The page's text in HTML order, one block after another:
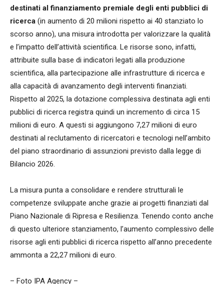
destinati al finanziamento premiale degli enti pubblici di
ricerca (in aumento di 20 milioni rispetto ai 40 stanziato lo
scorso anno), una misura introdotta per valorizzare la qualità
e l’impatto dell’attività scientifica. Le risorse sono, infatti,
attribuite sulla base di indicatori legati alla produzione
scientifica, alla partecipazione alle infrastrutture di ricerca e
alla capacità di avanzamento degli interventi finanziati.
Rispetto al 2025, la dotazione complessiva destinata agli enti
pubblici di ricerca registra quindi un incremento di circa 15
milioni di euro. A questi si aggiungono 7,27 milioni di euro
destinati al reclutamento di ricercatori e tecnologi nell’ambito
del piano straordinario di assunzioni previsto dalla legge di
Bilancio 2026.
La misura punta a consolidare e rendere strutturali le
competenze sviluppate anche grazie ai progetti finanziati dal
Piano Nazionale di Ripresa e Resilienza. Tenendo conto anche
di questo ulteriore stanziamento, l’aumento complessivo delle
risorse agli enti pubblici di ricerca rispetto all’anno precedente
ammonta a 22,27 milioni di euro.
– Foto IPA Agency –